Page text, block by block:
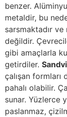
benzer.
metaldir, bu
sarsmaktadır ve
değildir.
gibi amaçlarla
getirdiler.
çalışan
pahalı olabilir.
sunar. Yüzlerce
paslanmaz,